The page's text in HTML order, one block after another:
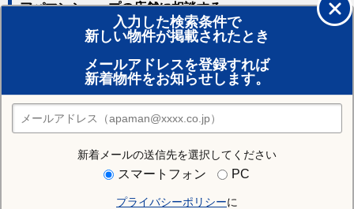
入力した検索条件で
新しい物件が掲載されたとき
メールアドレスを登録すれば
新着物件をお知らせします。
新着メールの送信先を選択してください
スマートフォン PC
プライバシーポリシーに
アパマンショップの店舗に相談する
賃貸のプロがお部屋探し！
おまかせ物件リクエスト
住みたい街の店舗を探す
店舗検索
住む街研究所でさいたま市桜区の情報を見る